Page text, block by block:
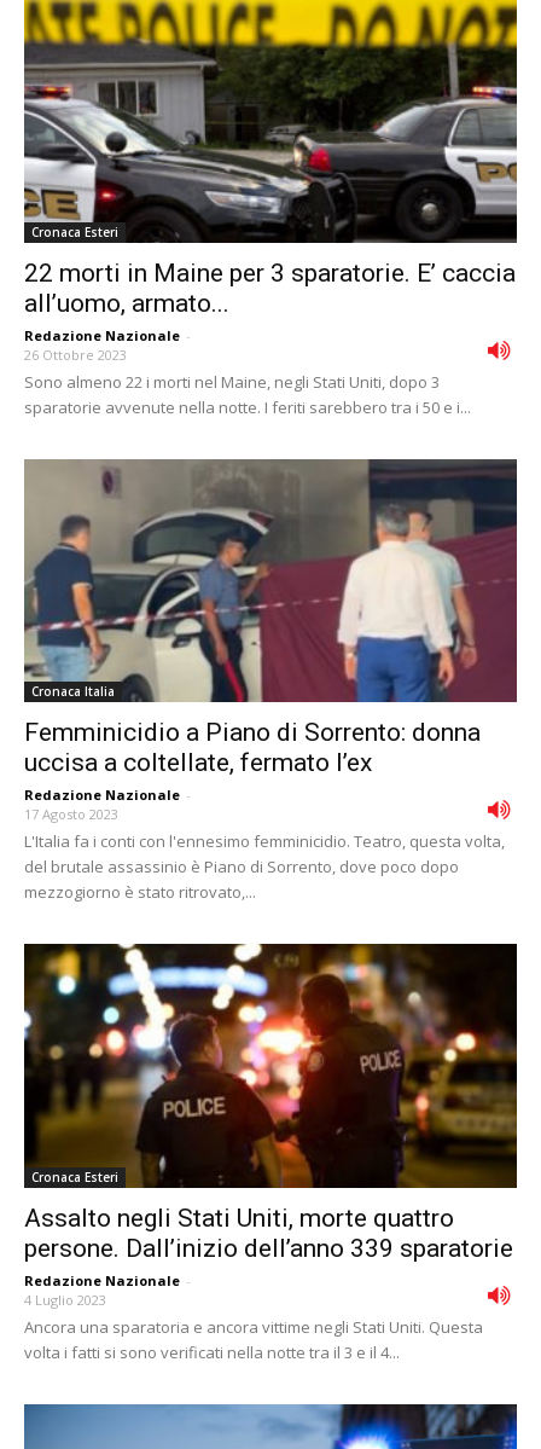
Cronaca Esteri
22 morti in Maine per 3 sparatorie. E’ caccia
all’uomo, armato...
Redazione Nazionale -
26 Ottobre 2023
Sono almeno 22 i morti nel Maine, negli Stati Uniti, dopo 3
sparatorie avvenute nella notte. I feriti sarebbero tra i 50 e i...
Cronaca Italia
Femminicidio a Piano di Sorrento: donna
uccisa a coltellate, fermato l’ex
Redazione Nazionale -
17 Agosto 2023
L'Italia fa i conti con l'ennesimo femminicidio. Teatro, questa volta,
del brutale assassinio è Piano di Sorrento, dove poco dopo
mezzogiorno è stato ritrovato,...
Cronaca Esteri
Assalto negli Stati Uniti, morte quattro
persone. Dall’inizio dell’anno 339 sparatorie
Redazione Nazionale -
4 Luglio 2023
Ancora una sparatoria e ancora vittime negli Stati Uniti. Questa
volta i fatti si sono verificati nella notte tra il 3 e il 4...